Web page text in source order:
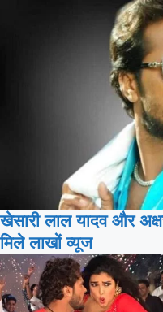
खेसारी लाल यादव और
मिले लाखों व्यूज